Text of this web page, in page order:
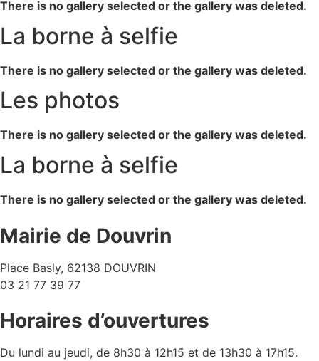
There is no gallery selected or the gallery was deleted.
La borne à selfie
There is no gallery selected or the gallery was deleted.
Les photos
There is no gallery selected or the gallery was deleted.
La borne à selfie
There is no gallery selected or the gallery was deleted.
Mairie de Douvrin
Place Basly, 62138 DOUVRIN
03 21 77 39 77
Horaires d’ouvertures
Du lundi au jeudi, de 8h30 à 12h15 et de 13h30 à 17h15.